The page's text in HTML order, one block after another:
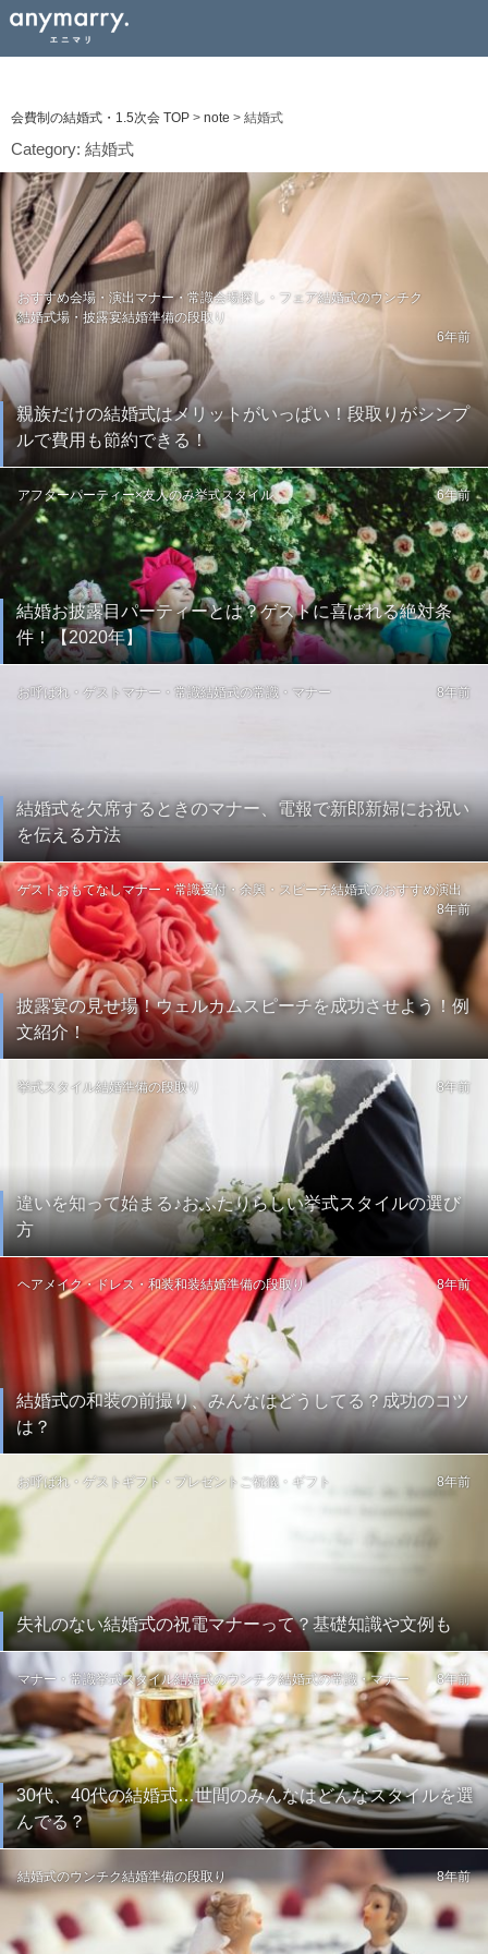
会費制の結婚式・1.5次会 TOP > note > 結婚式
Category: 結婚式
親族だけの結婚式はメリットがいっぱい！段取りがシンプ
ルで費用も節約できる！
おすすめ会場・演出 マナー・常識会場探し・フェア結婚式のウンチク
結婚式場・披露宴結婚準備の段取り
6年前
結婚お披露目パーティーとは？ゲストに喜ばれる絶対条
件！【2020年】
アフターパーティー×友人のみ挙式スタイル 6年前
結婚式を欠席するときのマナー、電報で新郎新婦にお祝い
を伝える方法
お呼ばれ・ゲスト マナー・常識結婚式の常識・マナー 8年前
披露宴の見せ場！ウェルカムスピーチを成功させよう！例
文紹介！
ゲストおもてなしマナー・常識受付・余興・スピーチ結婚式のおすすめ演出
8年前
違いを知って始まる♪おふたりらしい挙式スタイルの選び
方
挙式スタイル結婚準備の段取り 8年前
結婚式の和装の前撮り、みんなはどうしてる？成功のコツ
は？
ヘアメイク・ドレス・和装和装結婚準備の段取り 8年前
失礼のない結婚式の祝電マナーって？基礎知識や文例も
お呼ばれ・ゲスト ギフト・プレゼント ご祝儀・ギフト 8年前
30代、40代の結婚式…世間のみんなはどんなスタイルを選
んでる？
マナー・常識挙式スタイル結婚式のウンチク結婚式の常識・マナー 8年前
結婚式のウンチク結婚準備の段取り 8年前